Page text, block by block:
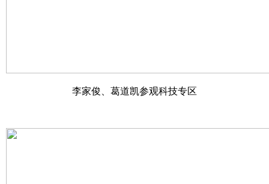
李家俊、葛道凯参观科技专区